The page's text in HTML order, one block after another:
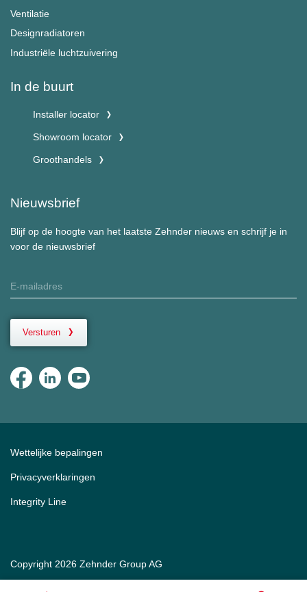
Ventilatie
Designradiatoren
Industriële luchtzuivering
In de buurt
Installer locator
Showroom locator
Groothandels
Nieuwsbrief
Blijf op de hoogte van het laatste Zehnder nieuws en schrijf je in
voor de nieuwsbrief
Versturen
Copyright 2026 Zehnder Group AG
Wettelijke bepalingen
Privacyverklaringen
Integrity Line